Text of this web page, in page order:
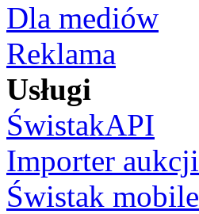
Dla mediów
Reklama
Usługi
ŚwistakAPI
Importer aukcji
Świstak mobile